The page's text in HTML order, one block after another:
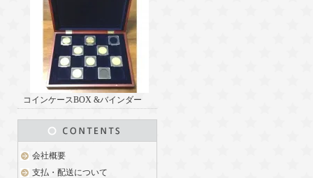
コインケースBOX &バインダー
会社概要
支払・配送について